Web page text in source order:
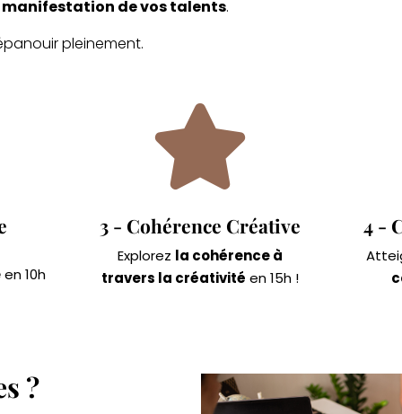
manifestation de vos talents.
pleinement.
en 10h

3 - Cohérence Créative
Explorez la cohérence à
travers la créativité en 15h !
4 -
?